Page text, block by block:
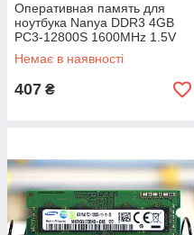
Оперативная память для
ноутбука Nanya DDR3 4GB
PC3-12800S 1600MHz 1.5V
SODIMM (б/у)
Немає в наявності
407 ₴